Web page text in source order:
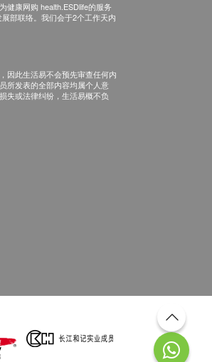
健康网购 health.ESDlife的服务
部联络。我们会于2个工作天内
因此生活易不会预先审查任何内
所发表的全部内容均属个人意
失或法律纠纷，生活易概不负